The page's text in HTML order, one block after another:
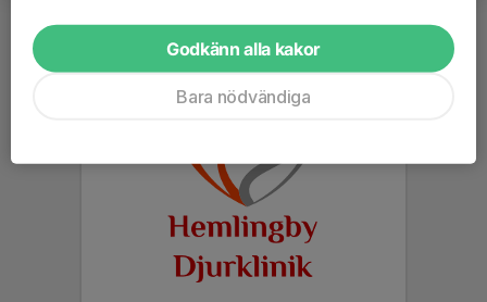
Godkänn alla kakor
Bara nödvändiga